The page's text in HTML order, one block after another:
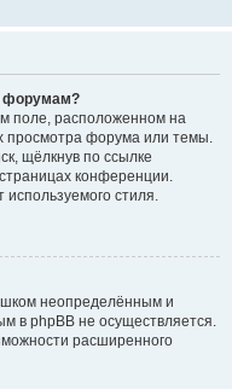
форумам?
поле, расположенном на
просмотра форума или темы.
щёлкнув по ссылке
конференции.
используемого стиля.
неопределённым и
в phpBB не осуществляется.
расширенного